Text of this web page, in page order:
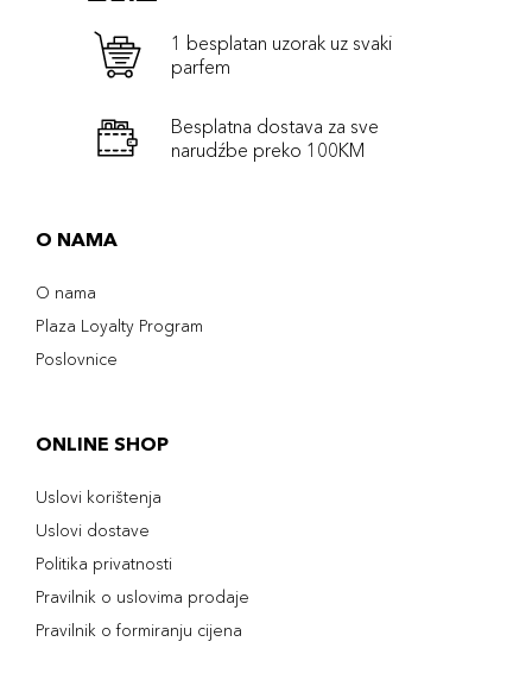
1 besplatan uzorak uz svaki
parfem
Besplatna dostava za sve
narudźbe preko 100KM
O NAMA
O nama
Plaza Loyalty Program
Poslovnice
ONLINE SHOP
Uslovi korištenja
Uslovi dostave
Politika privatnosti
Pravilnik o uslovima prodaje
Pravilnik o formiranju cijena